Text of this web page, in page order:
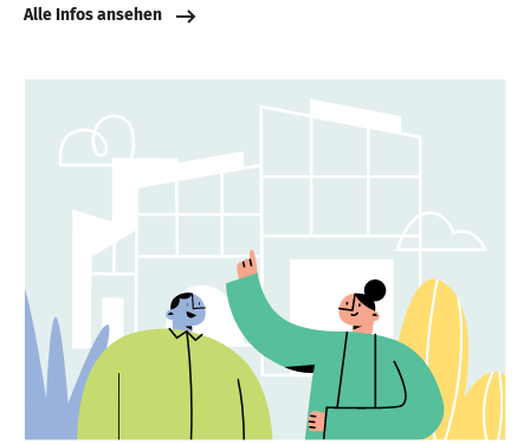
Alle Infos ansehen